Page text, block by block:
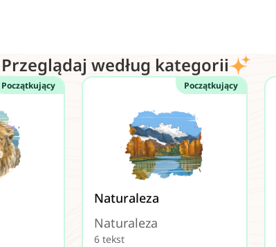
Przeglądaj według kategorii
Początkujący Początkujący
Naturaleza
Naturaleza
6 tekst